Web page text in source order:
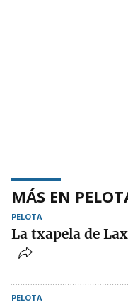
MÁS EN
PELOTA
La txapela de
PELOTA